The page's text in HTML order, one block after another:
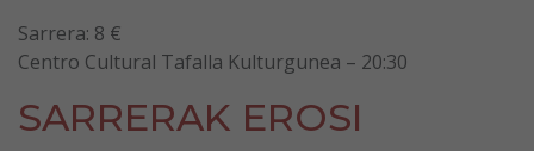
Sarrera: 8 €
Centro Cultural Tafalla Kulturgunea – 20:30
SARRERAK EROSI